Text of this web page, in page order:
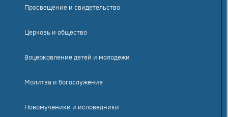
Просвещение и свидетельство
Церковь и общество
Воцерковление детей и молодежи
Молитва и богослужение
Новомученики и исповедники